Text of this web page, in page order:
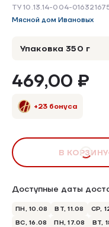
ТУ 10.13.14-004-
Мясной дом Ивановых
Доступные даты
ПН, 10.08 ВТ, 11.08 СР,
ВС, 16.08
ПН, 17.08 ВТ,
Упаковка 350 г
469,00 ₽
+23 бонуса
В КОРЗИНУ